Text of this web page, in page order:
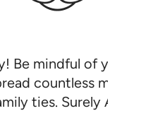
Be mindful of your
countless men
ties. Surely Allah